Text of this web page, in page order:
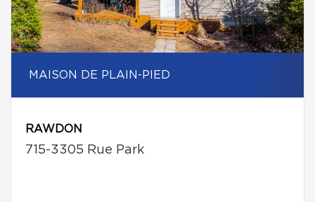
MAISON DE PLAIN-PIED
RAWDON
715-3305 Rue Park